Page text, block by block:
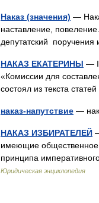
Наказ (значения) —
наставление,
депутатский
НАКАЗ ЕКАТЕРИНЫ —
«Комиссии для
состоял из текста
наказ-напутствие —
НАКАЗ ИЗБИРАТЕЛЕЙ
имеющие общественное
принципа
Юридическая энциклопедия